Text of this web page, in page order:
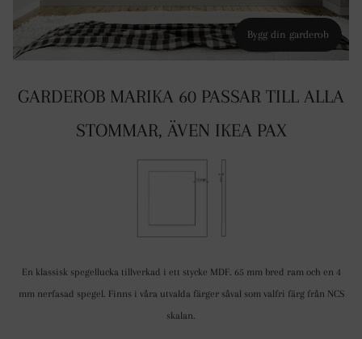
Bygg din garderob
GARDEROB MARIKA 60 PASSAR TILL ALLA
STOMMAR, ÄVEN IKEA PAX
En klassisk spegellucka tillverkad i ett stycke MDF. 65 mm bred ram och en 4
mm nerfasad spegel. Finns i våra utvalda färger såval som valfri färg från NCS
skalan.